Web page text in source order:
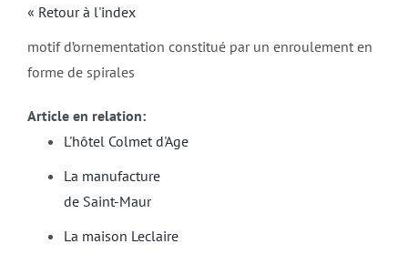
« Retour à l'index
motif d’ornementation constitué par un enroulement en
forme de spirales
Article en relation:
L'hôtel Colmet d'Age
La manufacture
de Saint-Maur
La maison Leclaire